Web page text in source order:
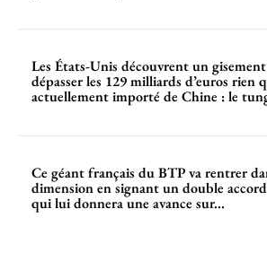
Les États-Unis découvrent un
dépasser les 129 milliards d’euros rien
actuellement importé de Chine : le
Ce géant français du BTP va rentrer
dimension en signant un double
qui lui donnera une avance sur...